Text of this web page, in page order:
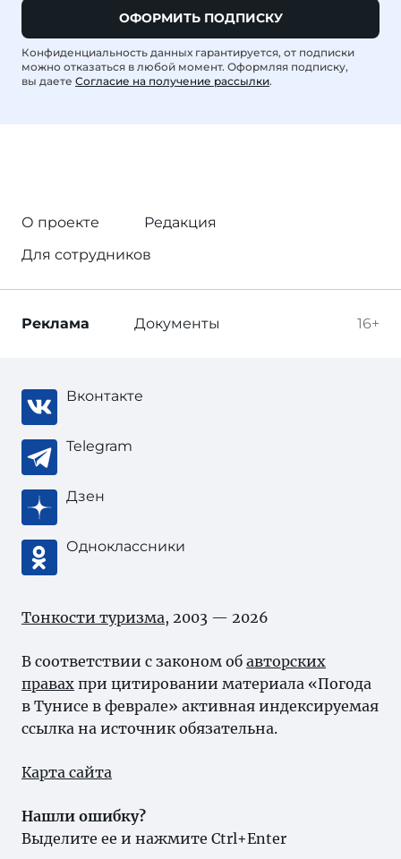
ОФОРМИТЬ ПОДПИСКУ
Конфиденциальность данных гарантируется, от подписки
можно отказаться в любой момент. Оформляя подписку,
вы даете Согласие на получение рассылки.
О проекте
Редакция
Для сотрудников
16+
Реклама Документы
Вконтакте
Telegram
Дзен
Одноклассники
Тонкости туризма, 2003 — 2026
В соответствии с законом об авторских
правах при цитировании материала «Погода
в Тунисе в феврале» активная индексируемая
ссылка на источник обязательна.
Карта сайта
Нашли ошибку?
Выделите ее и нажмите Ctrl+Enter